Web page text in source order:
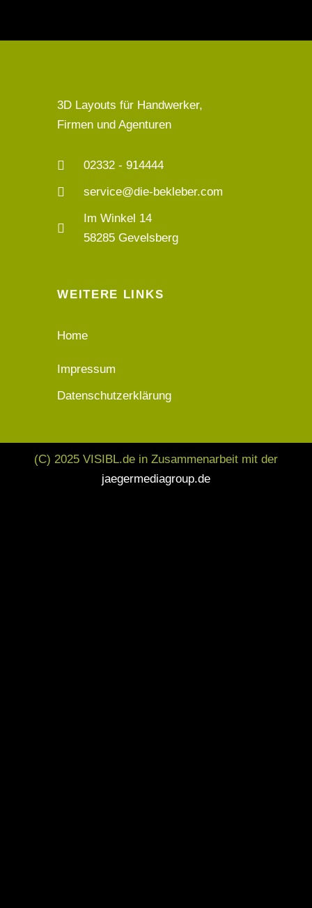
3D Layouts für Handwerker,
Firmen und Agenturen
02332 - 914444
service@die-bekleber.com
Im Winkel 14
58285 Gevelsberg
WEITERE LINKS
Home
Impressum
Datenschutzerklärung
(C) 2025 VISIBL.de in Zusammenarbeit mit der
jaegermediagroup.de